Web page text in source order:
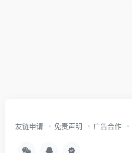
友链申请 免责声明 广告合作